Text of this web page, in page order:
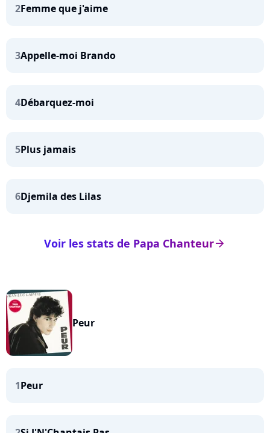
2Femme que j'aime
3Appelle-moi Brando
4Débarquez-moi
5Plus jamais
6Djemila des Lilas
arrow_right
Voir les stats de Papa Chanteur
Peur
1Peur